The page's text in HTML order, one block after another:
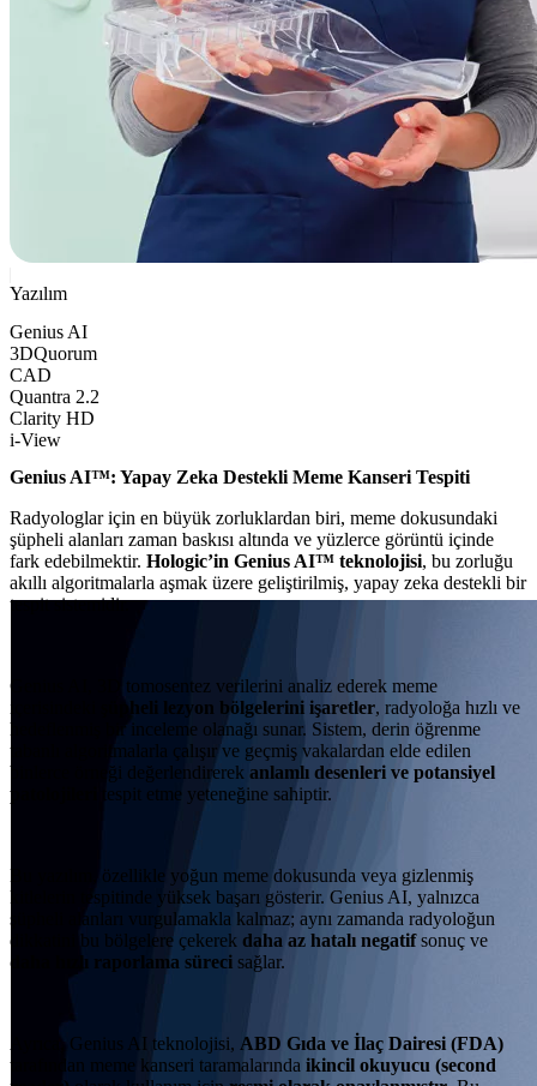
Yazılım
Genius AI
3DQuorum
CAD
Quantra 2.2
Clarity HD
i-View
Genius AI™: Yapay Zeka Destekli Meme Kanseri Tespiti
Radyologlar için en büyük zorluklardan biri, meme dokusundaki
şüpheli alanları zaman baskısı altında ve yüzlerce görüntü içinde
fark edebilmektir. Hologic’in Genius AI™ teknolojisi, bu zorluğu
akıllı algoritmalarla aşmak üzere geliştirilmiş, yapay zeka destekli bir
tespit sistemidir.
Genius AI, 3D tomosentez verilerini analiz ederek meme
içerisindeki
şüpheli lezyon bölgelerini işaretler, radyoloğa hızlı ve
hedeflenmiş bir inceleme olanağı sunar. Sistem, derin öğrenme
tabanlı algoritmalarla çalışır ve geçmiş vakalardan elde edilen
binlerce örneği değerlendirerek anlamlı desenleri ve potansiyel
patolojileri
tespit etme yeteneğine sahiptir.
Bu yazılım, özellikle yoğun meme dokusunda veya gizlenmiş
kitlelerin tespitinde yüksek başarı gösterir. Genius AI, yalnızca
şüpheli alanları vurgulamakla kalmaz; aynı zamanda radyoloğun
dikkatini bu bölgelere çekerek daha az hatalı negatifsonuç ve
daha hızlı raporlama süreci sağlar.
Ayrıca, Genius AI teknolojisi, ABD Gıda ve İlaç Dairesi (FDA)
tarafından meme kanseri taramalarında ikincil okuyucu (second